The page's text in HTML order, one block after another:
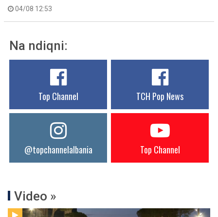
04/08 12:53
Na ndiqni:
Top Channel TCH Pop News
@topchannelalbania Top Channel
Video »